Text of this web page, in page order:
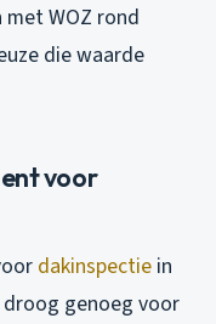
WOZ rond
die waarde
voor
dakinspectie in
genoeg voor